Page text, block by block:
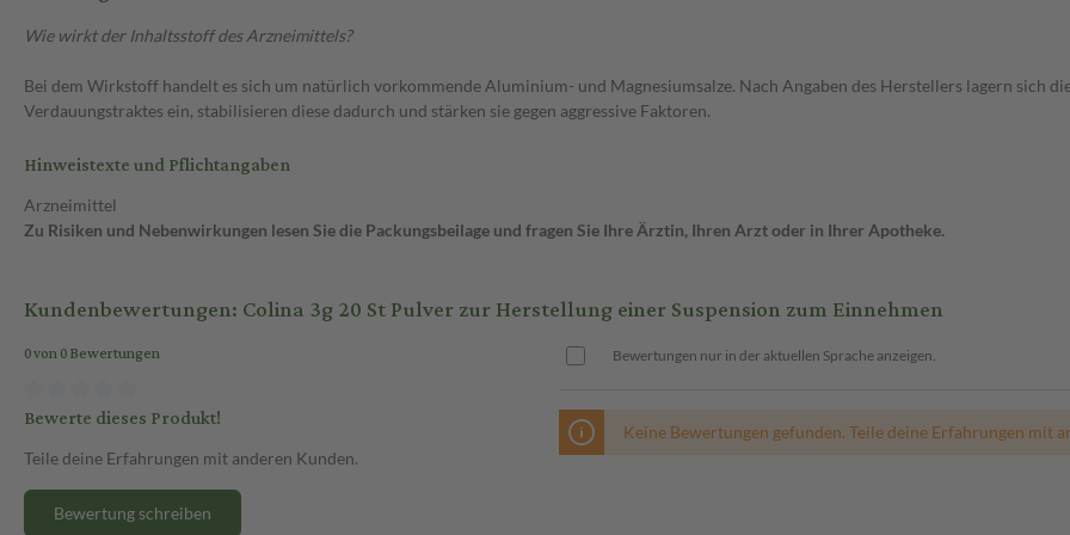
Wie wirkt der Inhaltsstoff des Arzneimittels?
Bei dem Wirkstoff handelt es sich um natürlich vorkommende Aluminium- und Magnesiumsalze. Nach Angaben des Herstellers lagern sich
Verdauungstraktes ein, stabilisieren diese dadurch und stärken sie gegen aggressive Faktoren.
Hinweistexte und Pflichtangaben
Arzneimittel
Zu Risiken und Nebenwirkungen lesen Sie die Packungsbeilage und fragen Sie Ihre Ärztin, Ihren Arzt oder in Ihrer Apotheke.
Kundenbewertungen: Colina 3g 20 St Pulver zur Herstellung einer Suspension zum Einnehmen
0 von 0 Bewertungen
Bewerte dieses Produkt!
Teile deine Erfahrungen mit anderen Kunden.
Bewertung schreiben
Bewertungen nur in der aktuellen Sprache anzeigen.
Keine Bewertungen gefunden. Teile deine Erfahrungen mit